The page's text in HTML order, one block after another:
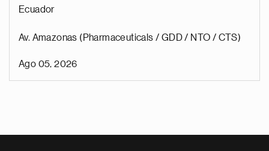
Ecuador
Av. Amazonas (Pharmaceuticals / GDD / NTO / CTS)
Ago 05, 2026